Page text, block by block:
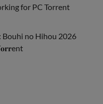
for PC Torrent
no Hihou 2026